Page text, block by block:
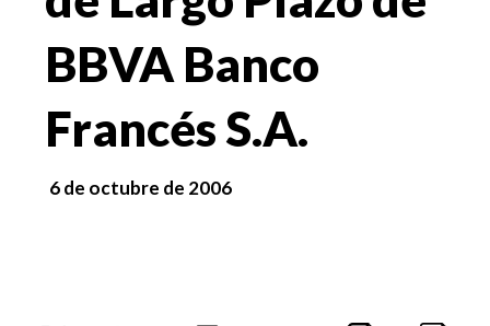
BBVA Banco
Francés S.A.
6 de octubre de 2006